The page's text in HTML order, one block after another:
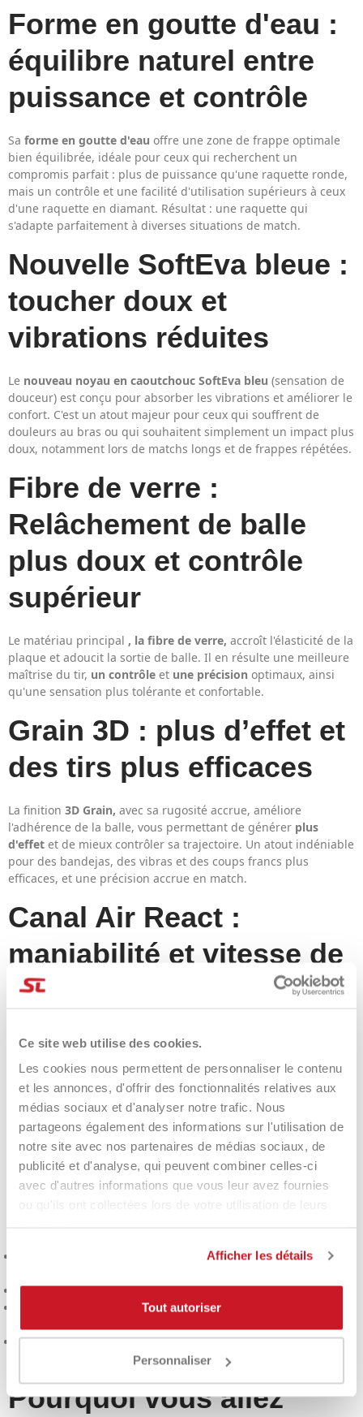
Ce site web utilise des cookies.
Les cookies nous permettent de personnaliser le contenu
et les annonces, d'offrir des fonctionnalités relatives aux
médias sociaux et d'analyser notre trafic. Nous
partageons également des informations sur l'utilisation de
notre site avec nos partenaires de médias sociaux, de
publicité et d'analyse, qui peuvent combiner celles-ci
avec d'autres informations que vous leur avez fournies
ou qu'ils ont collectées lors de votre utilisation de leurs
Afficher les détails
Tout autoriser
Personnaliser
Forme en goutte d'eau :
équilibre naturel entre
puissance et contrôle
Sa forme en goutte d'eau offre une zone de frappe optimale
bien équilibrée, idéale pour ceux qui recherchent un
compromis parfait : plus de puissance qu'une raquette ronde,
mais un contrôle et une facilité d'utilisation supérieurs à ceux
d'une raquette en diamant. Résultat : une raquette qui
s'adapte parfaitement à diverses situations de match.
Nouvelle SoftEva bleue :
toucher doux et
vibrations réduites
Le nouveau noyau en caoutchouc SoftEva bleu (sensation de
douceur) est conçu pour absorber les vibrations et améliorer le
confort. C'est un atout majeur pour ceux qui souffrent de
douleurs au bras ou qui souhaitent simplement un impact plus
doux, notamment lors de matchs longs et de frappes répétées.
Fibre de verre :
Relâchement de balle
plus doux et contrôle
supérieur
Le matériau principal , la fibre de verre, accroît l'élasticité de la
plaque et adoucit la sortie de balle. Il en résulte une meilleure
maîtrise du tir, un contrôle et une précision optimaux, ainsi
qu'une sensation plus tolérante et confortable.
Grain 3D : plus d’effet et
des tirs plus efficaces
La finition 3D Grain, avec sa rugosité accrue, améliore
l'adhérence de la balle, vous permettant de générer plus
d'effet et de mieux contrôler sa trajectoire. Un atout indéniable
pour des bandejas, des vibras et des coups francs plus
efficaces, et une précision accrue en match.
Canal Air React :
maniabilité et vitesse de
swing
aérodynamique au cadre, réduisant la résistance à l'air et
améliorantla vitesse de frappe. Il en résulte une raquetteplus
rapideet plus maniable, idéale pour les volées, les remises en
jeu et les transitions rapides.
À qui s'adresse
Bullpadel Neuron 02
Joueurs intermédiaires et avancésrecherchant confort et
Qui souhaite une raquette facile àmanieret à gérer
la réduction des vibrations
protection des articulations
Ceux qui jouent de manièrepolyvalenteet recherchent la
précision dans chaque phase
Pourquoi vous allez